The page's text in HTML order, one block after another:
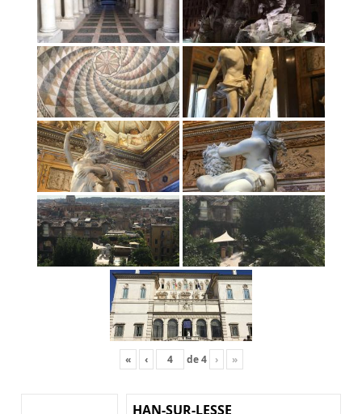
« ‹ de4 › »
HAN-SUR-LESSE